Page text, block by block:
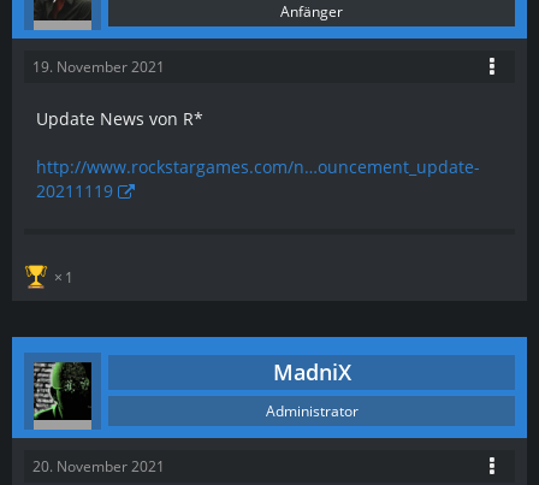
Anfänger
19. November 2021
Update News von R*
http://www.rockstargames.com/n…ouncement_update-
20211119
1
MadniX
Administrator
20. November 2021